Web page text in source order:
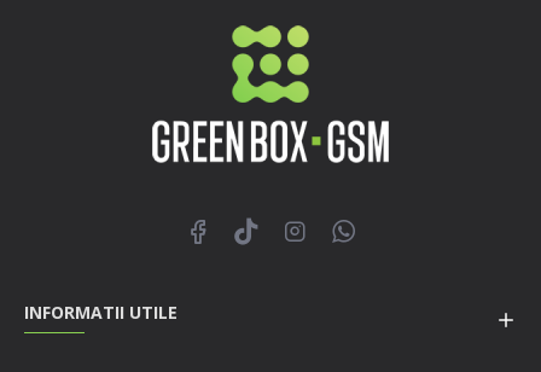
INFORMATII UTILE